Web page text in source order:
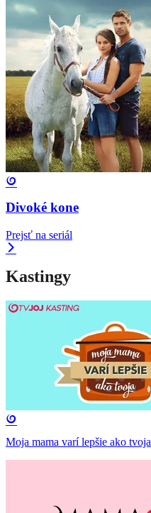
Divoké kone
Prejsť na seriál
Kastingy
Moja mama varí lepšie ako tvoja